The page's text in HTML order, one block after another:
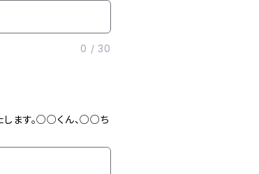
0 /30
します。○○くん、○○ち